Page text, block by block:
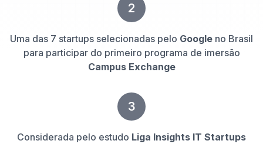
2
Uma das 7 startups selecionadas pelo Google no Brasil
para participar do primeiro programa de imersão
Campus Exchange
3
Considerada pelo estudo Liga Insights IT Startups